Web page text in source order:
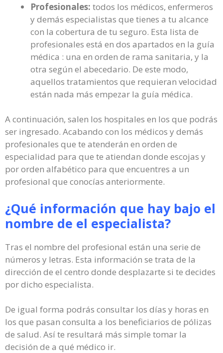
Profesionales: todos los médicos, enfermeros
y demás especialistas que tienes a tu alcance
con la cobertura de tu seguro. Esta lista de
profesionales está en dos apartados en la guía
médica : una en orden de rama sanitaria, y la
otra según el abecedario. De este modo,
aquellos tratamientos que requieran velocidad
están nada más empezar la guía médica.
A continuación, salen los hospitales en los que podrás
ser ingresado. Acabando con los médicos y demás
profesionales que te atenderán en orden de
especialidad para que te atiendan donde escojas y
por orden alfabético para que encuentres a un
profesional que conocías anteriormente.
¿Qué información que hay bajo el
nombre de el especialista?
Tras el nombre del profesional están una serie de
números y letras. Esta información se trata de la
dirección de el centro donde desplazarte si te decides
por dicho especialista.
De igual forma podrás consultar los días y horas en
los que pasan consulta a los beneficiarios de pólizas
de salud. Así te resultará más simple tomar la
decisión de a qué médico ir.